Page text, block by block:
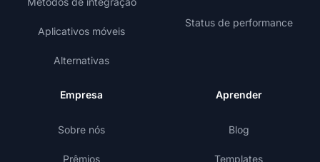
Aplicativos móveis
Alternativas
Status de performance
Empresa
Sobre nós
Prêmios
Aprender
Blog
Templates